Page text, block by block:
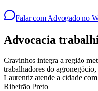
Falar com Advogado no
Advocacia
Cravinhos integra a região
trabalhadores do
Laurentiz atende a cidade
Ribeirão Preto.